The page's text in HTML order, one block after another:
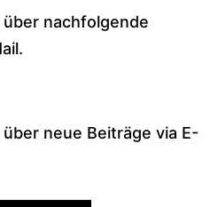
nachfolgende
neue Beiträge via E-